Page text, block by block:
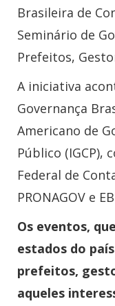
Brasileira de
Seminário de
Prefeitos,
A iniciativa
Governança
Americano de
Público (IGCP),
Federal de
PRONAGOV e
Os eventos,
estados do
prefeitos,
aqueles